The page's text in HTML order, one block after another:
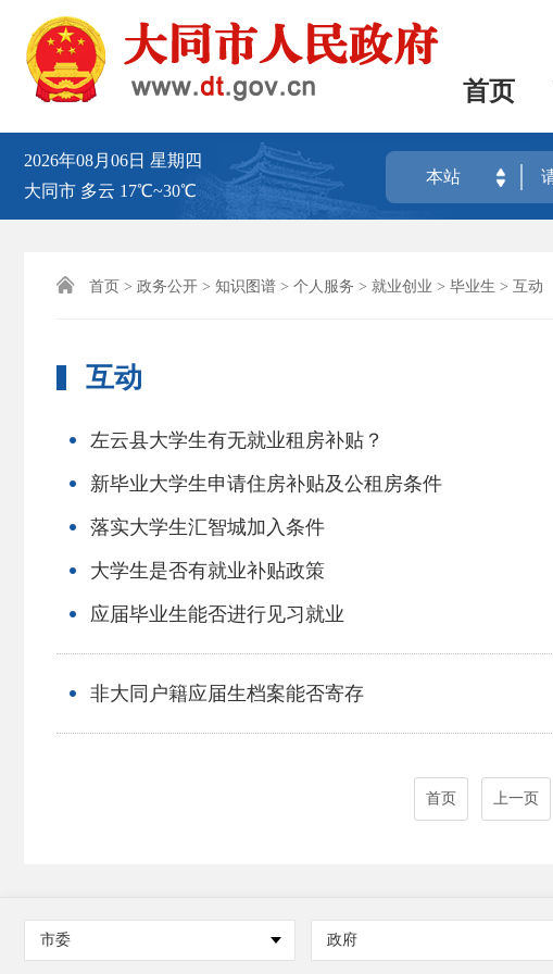
首页
2026年08月06日 星期四
大同市 多云 17℃~30℃
本站
 首页 > 政务公开 > 知识图谱 > 个人服务 > 就业创业 > 毕业生 > 互动
互动
左云县大学生有无就业租房补贴？
新毕业大学生申请住房补贴及公租房条件
落实大学生汇智城加入条件
大学生是否有就业补贴政策
应届毕业生能否进行见习就业
非大同户籍应届生档案能否寄存
首页 上一页
市委 政府